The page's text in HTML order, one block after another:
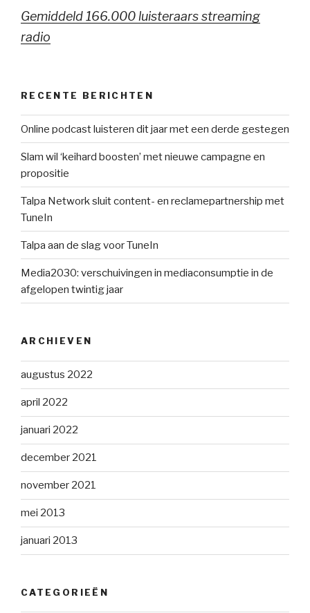
Gemiddeld 166.000 luisteraars streaming
radio
RECENTE BERICHTEN
Online podcast luisteren dit jaar met een derde gestegen
Slam wil ‘keihard boosten’ met nieuwe campagne en
propositie
Talpa Network sluit content- en reclamepartnership met
TuneIn
Talpa aan de slag voor TuneIn
Media2030: verschuivingen in mediaconsumptie in de
afgelopen twintig jaar
ARCHIEVEN
augustus 2022
april 2022
januari 2022
december 2021
november 2021
mei 2013
januari 2013
CATEGORIEËN